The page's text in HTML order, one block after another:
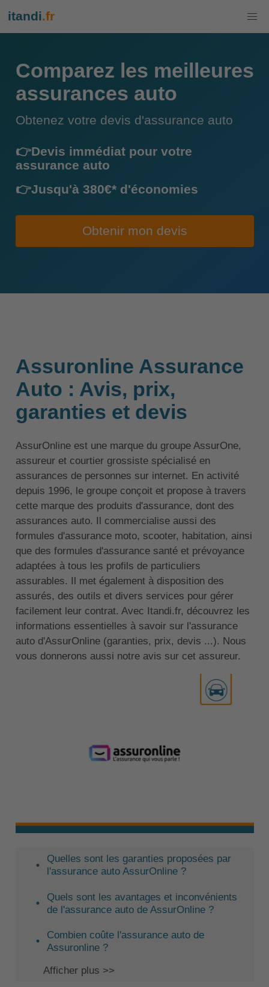
itandi.fr
Comparez les meilleures
assurances auto
Obtenez votre devis d'assurance auto
👉Devis immédiat pour votre
assurance auto
👉Jusqu'à 380€* d'économies
Obtenir mon devis
Assuronline Assurance
Auto : Avis, prix,
garanties et devis
AssurOnline est une marque du groupe AssurOne,
assureur et courtier grossiste spécialisé en
assurances de personnes sur internet. En activité
depuis 1996, le groupe conçoit et propose à travers
cette marque des produits d'assurance, dont des
assurances auto. Il commercialise aussi des
formules d'assurance moto, scooter, habitation, ainsi
que des formules d'assurance santé et prévoyance
adaptées à tous les profils de particuliers
assurables. Il met également à disposition des
assurés, des outils et divers services pour gérer
facilement leur contrat. Avec Itandi.fr, découvrez les
informations essentielles à savoir sur l'assurance
auto d'AssurOnline (garanties, prix, devis ...). Nous
vous donnerons aussi notre avis sur cet assureur.
Quelles sont les garanties proposées par
l'assurance auto AssurOnline ?
Quels sont les avantages et inconvénients
de l'assurance auto de AssurOnline ?
Combien coûte l'assurance auto de
Assuronline ?
Afficher plus >>